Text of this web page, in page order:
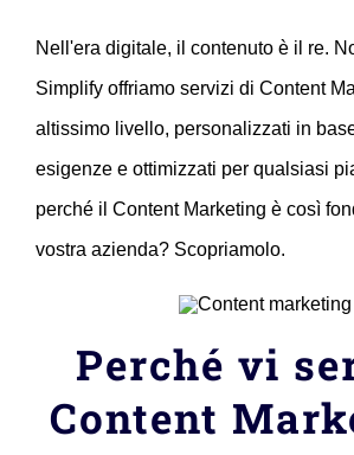
Nell'era digitale, il contenuto è il re.
Simplify offriamo servizi di Content
altissimo livello, personalizzati in
esigenze e ottimizzati per qualsiasi
perché il Content Marketing è così
vostra azienda? Scopriamolo.
Perché vi
Content